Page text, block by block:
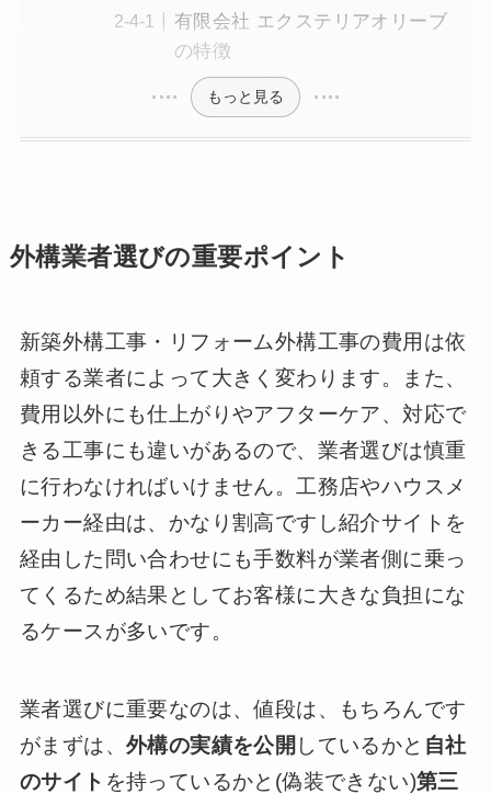
有限会社 エクステリアオリーブ
の特徴
もっと見る
外構業者選びの重要ポイント
新築外構工事・リフォーム外構工事の費用は依
頼する業者によって大きく変わります。また、
費用以外にも仕上がりやアフターケア、対応で
きる工事にも違いがあるので、業者選びは慎重
に行わなければいけません。工務店やハウスメ
ーカー経由は、かなり割高ですし紹介サイトを
経由した問い合わせにも手数料が業者側に乗っ
てくるため結果としてお客様に大きな負担にな
るケースが多いです。
業者選びに重要なのは、値段は、もちろんです
がまずは、 外構の実績を公開 しているかと 自社
のサイト を持っているかと(偽装できない)第三